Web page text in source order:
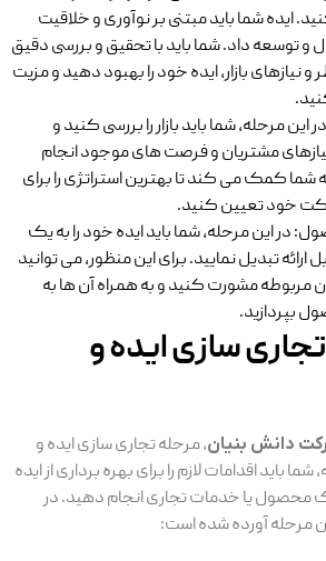
ایده شما باید مبتنی بر نوآوری و خلاقیت
و توسعه داد. شما باید با تحقیق و بررسی دقیق
نیازهای بازار، ایده خود را بهبود دهید و مزیت
این مرحله، شما باید بازار را بررسی کنید و
نیازهای مشتریان و فرصت‌ های موجود انجام
شما کمک می ‌کند تا بهترین استراتژی را برای
خود تعیین کنید.
در این مرحله، شما باید ایده خود را به یک
تبدیل نمایید. برای این منظور، می ‌توانید
مربوطه مشورت کنید و به همراه آن ‌ها به
بپردازید.
سازی ایده و
دانش بنیان، مرحله تجاری‌ سازی ایده و
باید اقدامات لازم را برای بهره ‌برداری از ایده
محصول یا خدمات تجاری انجام دهید. در
مرحله آورده شده است: